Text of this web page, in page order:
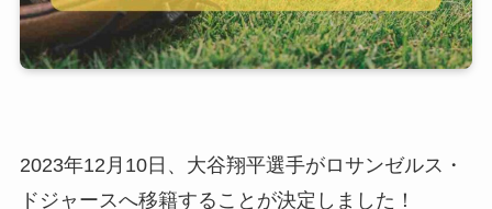
2023年12月10日、大谷翔平選手がロサンゼルス・
ドジャースへ移籍することが決定しました！